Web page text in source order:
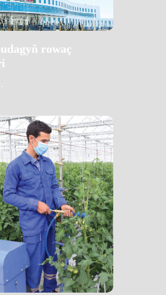
rowaç